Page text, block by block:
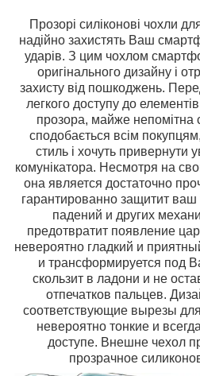
Прозорі силіконові чохли
надійно захистять Ваш
ударів. З цим чохлом
оригінального дизайну і
захисту від пошкоджень.
легкого доступу до
прозора, майже непомітна
сподобається всім
стиль і хочуть привернути
комунікатора. Несмотря на
она является достаточно
гарантированно защитит
падений и других
предотвратит появление
невероятно гладкий и
и трансформируется под
скользит в ладони и не
отпечатков пальцев.
соответствующие вырезы
невероятно тонкие и
доступе. Внешне чехол
прозрачное